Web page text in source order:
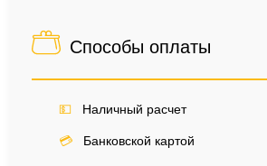
Способы оплаты
💵 Наличный расчет
💳 Банковской картой